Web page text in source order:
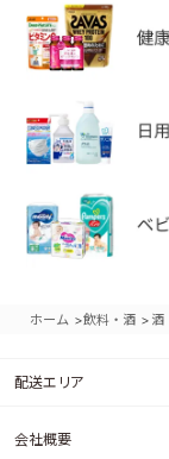
ホーム >飲料・酒 > 酒
配送エリア
会社概要